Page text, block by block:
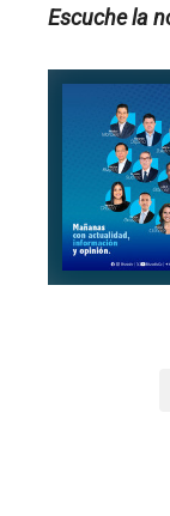
Escuche la